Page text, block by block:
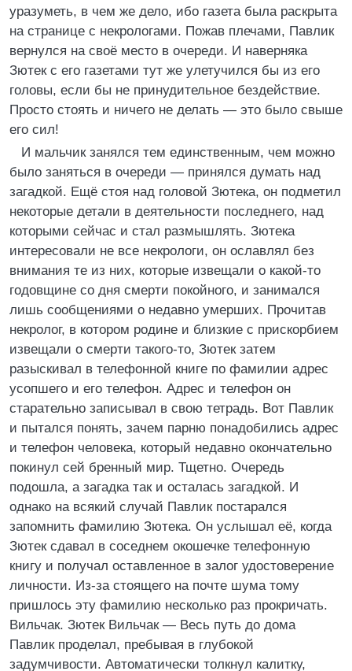
уразуметь, в чем же дело, ибо газета была раскрыта
на странице с некрологами. Пожав плечами, Павлик
вернулся на своё место в очереди. И наверняка
Зютек с его газетами тут же улетучился бы из его
головы, если бы не принудительное бездействие.
Просто стоять и ничего не делать — это было свыше
его сил!
И мальчик занялся тем единственным, чем можно
было заняться в очереди — принялся думать над
загадкой. Ещё стоя над головой Зютека, он подметил
некоторые детали в деятельности последнего, над
которыми сейчас и стал размышлять. Зютека
интересовали не все некрологи, он ославлял без
внимания те из них, которые извещали о какой-то
годовщине со дня смерти покойного, и занимался
лишь сообщениями о недавно умерших. Прочитав
некролог, в котором родине и близкие с прискорбием
извещали о смерти такого-то, Зютек затем
разыскивал в телефонной книге по фамилии адрес
усопшего и его телефон. Адрес и телефон он
старательно записывал в свою тетрадь. Вот Павлик
и пытался понять, зачем парню понадобились адрес
и телефон человека, который недавно окончательно
покинул сей бренный мир. Тщетно. Очередь
подошла, а загадка так и осталась загадкой. И
однако на всякий случай Павлик постарался
запомнить фамилию Зютека. Он услышал её, когда
Зютек сдавал в соседнем окошечке телефонную
книгу и получал оставленное в залог удостоверение
личности. Из-за стоящего на почте шума тому
пришлось эту фамилию несколько раз прокричать.
Вильчак. Зютек Вильчак — Весь путь до дома
Павлик проделал, пребывая в глубокой
задумчивости. Автоматически толкнул калитку,